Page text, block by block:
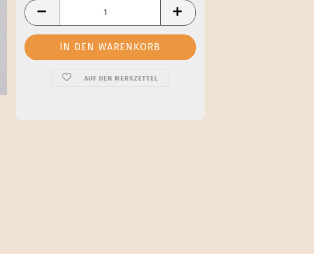
AUF DEN MERKZETTEL